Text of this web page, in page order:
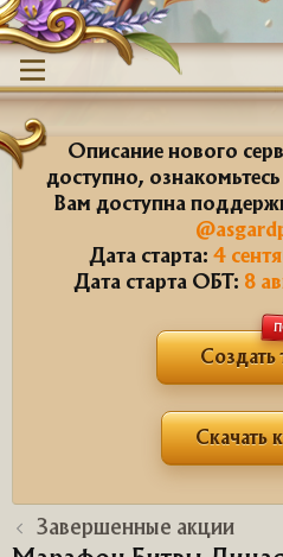
Описание нового
доступно,
Вам доступна
Дата старта: 4
Дата старта ОБТ: 8
Создать
Скачать
Завершенные акции